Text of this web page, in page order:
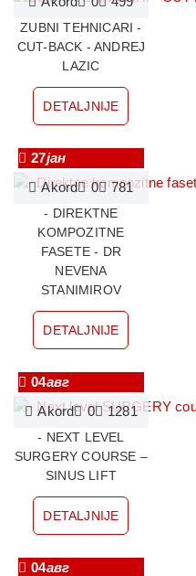
ZUBNI TEHNICARI -
CUT-BACK - ANDREJ
LAZIC
DETALJNIJE
27јан
Akord
0 781
- DIREKTNE
KOMPOZITNE
FASETE - DR
NEVENA
STANIMIROV
DETALJNIJE
04авг
Akord
0 1281
- NEXT LEVEL
SURGERY COURSE –
SINUS LIFT
DETALJNIJE
04авг